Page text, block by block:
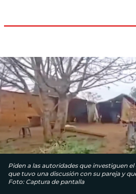
Piden a las autoridades que investiguen
que tuvo una discusión con su pareja y
Foto: Captura de pantalla